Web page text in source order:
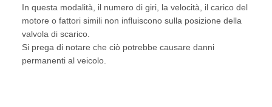
In questa modalità, il numero di giri, la velocità, il carico del
motore o fattori simili non influiscono sulla posizione della
valvola di scarico.
Si prega di notare che ciò potrebbe causare danni
permanenti al veicolo.